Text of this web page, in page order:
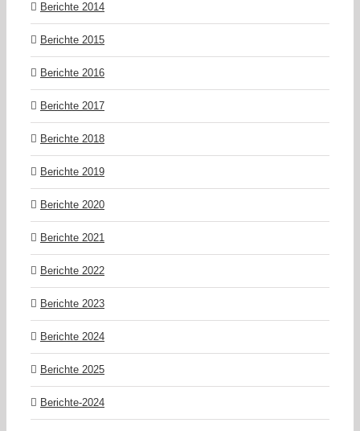
Berichte 2014
Berichte 2015
Berichte 2016
Berichte 2017
Berichte 2018
Berichte 2019
Berichte 2020
Berichte 2021
Berichte 2022
Berichte 2023
Berichte 2024
Berichte 2025
Berichte-2024